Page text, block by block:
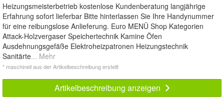
Heizungsmeisterbetrieb kostenlose Kundenberatung langjährige
Erfahrung sofort lieferbar Bitte hinterlassen Sie Ihre Handynummer
für eine reibungslose Anlieferung. Euro MENÜ Shop Kategorien
Attack-Holzvergaser Speichertechnik Kamine Öfen
Ausdehnungsgefäße Elektroheizpatronen Heizungstechnik
Sanitärte... Mehr
* maschinell aus der Artikelbeschreibung erstellt
Artikelbeschreibung anzeigen